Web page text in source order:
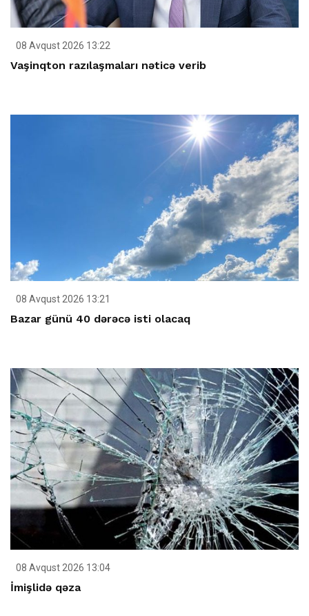
08 Avqust 2026 13:22
Vaşinqton razılaşmaları nəticə verib
08 Avqust 2026 13:21
Bazar günü 40 dərəcə isti olacaq
08 Avqust 2026 13:04
İmişlidə qəza